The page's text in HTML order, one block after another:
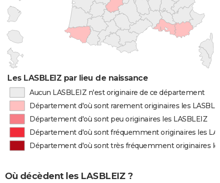
Les LASBLEIZ par lieu de naissance
Aucun LASBLEIZ n'est originaire de ce département
Département d'où sont rarement originaires les
Département d'où sont peu originaires les LASBLEIZ
Département d'où sont fréquemment originaires les
Département d'où sont très fréquemment originaires
Où décèdent les LASBLEIZ ?